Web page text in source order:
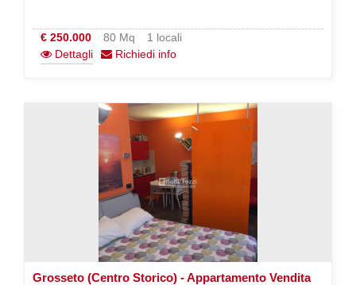
€ 250.000 80 Mq
1 locali
Dettagli
Richiedi info
Grosseto (Centro Storico) - Appartamento Vendita